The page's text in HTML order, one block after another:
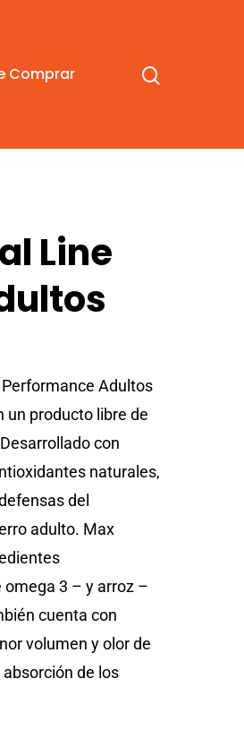
Comprar
Line
Adultos
un producto libre de
con
naturales,
del
adulto. Max
3 – y arroz –
cuenta con
volumen y olor de
de los